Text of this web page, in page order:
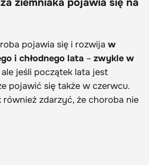
ziemniaka pojawia się na
pojawia się i rozwija w
i chłodnego lata – zwykle w
ale jeśli początek lata jest
pojawić się także w czerwcu.
również zdarzyć, że choroba nie